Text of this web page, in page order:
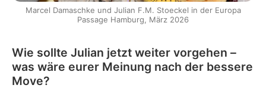
Marcel Damaschke und Julian F.M. Stoeckel in der Europa
Passage Hamburg, März 2026
Wie sollte Julian jetzt weiter vorgehen –
was wäre eurer Meinung nach der bessere
Move?